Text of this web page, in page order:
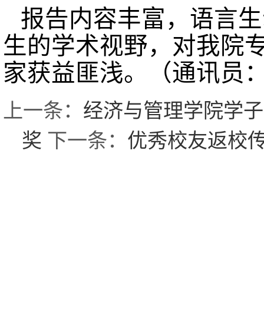
报告内容丰富，语言
生的学术视野，对我院
家获益匪浅。
（通讯员
上一条： 经济与管理学院学
奖 下一条： 优秀校友返校